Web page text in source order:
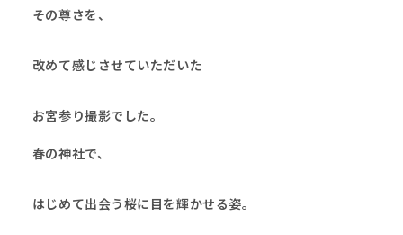
その尊さを、
改めて感じさせていただいた
お宮参り撮影でした。
春の神社で、
はじめて出会う桜に目を輝かせる姿。